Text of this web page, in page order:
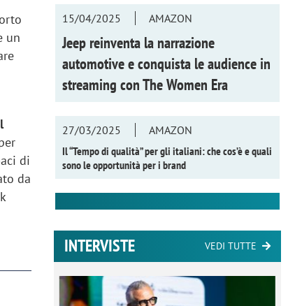
un
di
da
15/04/2025 AMAZON
Jeep reinventa la narrazione
automotive e conquista le audience in
streaming conThe Women Era
27/03/2025
AMAZON
Il “Tempo di qualità” per gli italiani: che cos’è e quali
sono le opportunità per i brand
INTERVISTE VEDI TUTTE